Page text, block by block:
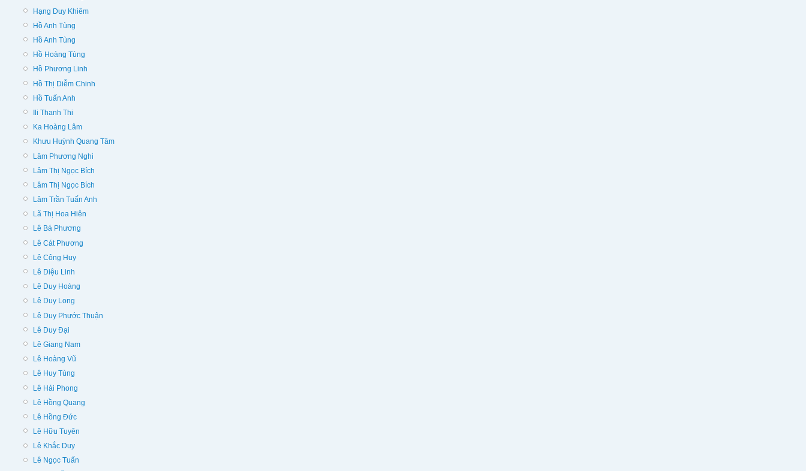
Hạng Duy Khiêm
Hồ Anh Tùng
Hồ Anh Tùng
Hồ Hoàng Tùng
Hồ Phương Linh
Hồ Thị Diễm Chinh
Hồ Tuấn Anh
Ili Thanh Thi
Ka Hoàng Lâm
Khưu Huỳnh Quang Tâm
Lâm Phương Nghi
Lâm Thị Ngọc Bích
Lâm Thị Ngọc Bích
Lâm Trần Tuấn Anh
Lã Thị Hoa Hiên
Lê Bá Phương
Lê Cát Phương
Lê Công Huy
Lê Diệu Linh
Lê Duy Hoàng
Lê Duy Long
Lê Duy Phước Thuận
Lê Duy Đại
Lê Giang Nam
Lê Hoàng Vũ
Lê Huy Tùng
Lê Hải Phong
Lê Hồng Quang
Lê Hồng Đức
Lê Hữu Tuyên
Lê Khắc Duy
Lê Ngọc Tuấn